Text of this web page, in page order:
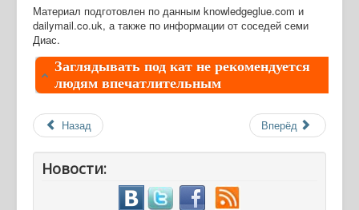
Материал подготовлен по данным knowledgeglue.com и
dailymail.co.uk, а также по информации от соседей семи
Диас.
Заглядывать под кат не рекомендуется
людям впечатлительным
Назад Вперёд
Новости: